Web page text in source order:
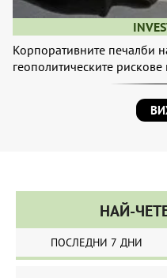
Корпоративните печалби
геополитическите рискове
НАЙ-
ПОСЛЕДНИ 7 ДНИ